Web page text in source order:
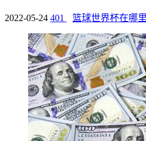
2022-05-24 401 篮球世界杯在哪